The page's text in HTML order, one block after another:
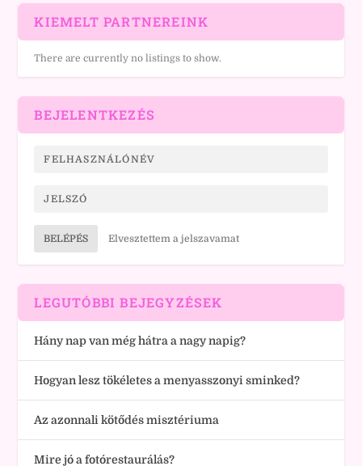
KIEMELT PARTNEREINK
There are currently no listings to show.
BEJELENTKEZÉS
BELÉPÉS Elvesztettem a jelszavamat
LEGUTÓBBI BEJEGYZÉSEK
Hány nap van még hátra a nagy napig?
Hogyan lesz tökéletes a menyasszonyi sminked?
Az azonnali kötődés misztériuma
Mire jó a fotórestaurálás?